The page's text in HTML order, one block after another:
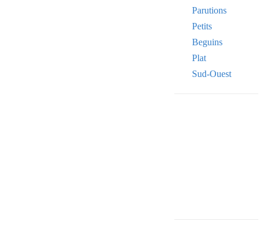
Parutions
Petits
Beguins
Plat
Sud-Ouest